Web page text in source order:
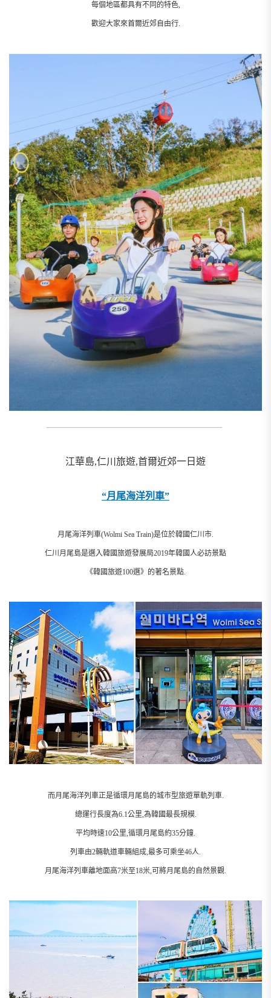
每個地區都具有不同的特色,
歡迎大家來首爾近郊自由行.
江華島,仁川旅遊,首爾近郊一日遊
“月尾海洋列車”
月尾海洋列車(Wolmi Sea Train)是位於韓國仁川市.
仁川月尾島是選入韓國旅遊發展局2019年韓國人必訪景點
《韓國旅遊100選》的著名景點.
而月尾海洋列車正是循環月尾島的城市型旅遊單軌列車.
總運行長度為6.1公里,為韓國最長規模.
平均時速10公里,循環月尾島約35分鐘.
列車由2輛軌道車輛組成,最多可乘坐46人.
月尾海洋列車離地面高7米至18米,可將月尾島的自然景觀.